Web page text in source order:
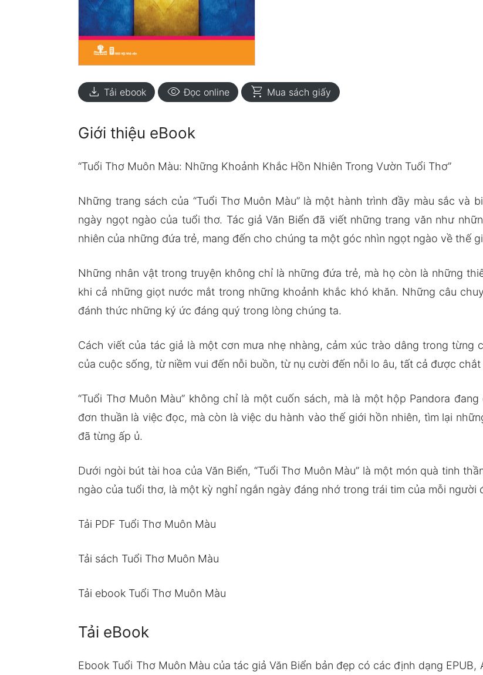
download Tải ebook visibility Đọc online shopping_cart Mua sách giấy
Giới thiệu eBook
“Tuổi Thơ Muôn Màu: Những Khoảnh Khắc Hồn Nhiên Trong Vườn Tuổi Thơ”
Những trang sách của “Tuổi Thơ Muôn Màu” là một hành trình đầy màu sắc và
ngày ngọt ngào của tuổi thơ. Tác giả Văn Biển đã viết những trang văn như
nhiên của những đứa trẻ, mang đến cho chúng ta một góc nhìn ngọt ngào về thế
Những nhân vật trong truyện không chỉ là những đứa trẻ, mà họ còn là những
khi cả những giọt nước mắt trong những khoảnh khắc khó khăn. Những câu
đánh thức những ký ức đáng quý trong lòng chúng ta.
Cách viết của tác giả là một cơn mưa nhẹ nhàng, cảm xúc trào dâng trong từng
của cuộc sống, từ niềm vui đến nỗi buồn, từ nụ cười đến nỗi lo âu, tất cả được
“Tuổi Thơ Muôn Màu” không chỉ là một cuốn sách, mà là một hộp Pandora
đơn thuần là việc đọc, mà còn là việc du hành vào thế giới hồn nhiên, tìm lại
đã từng ấp ủ.
Dưới ngòi bút tài hoa của Văn Biển, “Tuổi Thơ Muôn Màu” là một món quà tinh
ngào của tuổi thơ, là một kỳ nghỉ ngắn ngày đáng nhớ trong trái tim của mỗi người
Tải PDF Tuổi Thơ Muôn Màu
Tải sách Tuổi Thơ Muôn Màu
Tải ebook Tuổi Thơ Muôn Màu
Tải eBook
Ebook Tuổi Thơ Muôn Màu của tác giả Văn Biển bản đẹp có các định dạng